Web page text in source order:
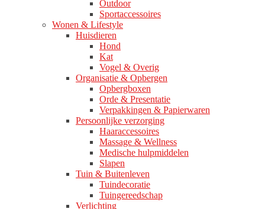
Outdoor
Sportaccessoires
Wonen & Lifestyle
Huisdieren
Hond
Kat
Vogel & Overig
Organisatie & Opbergen
Opbergboxen
Orde & Presentatie
Verpakkingen & Papierwaren
Persoonlijke verzorging
Haaraccessoires
Massage & Wellness
Medische hulpmiddelen
Slapen
Tuin & Buitenleven
Tuindecoratie
Tuingereedschap
Verlichting